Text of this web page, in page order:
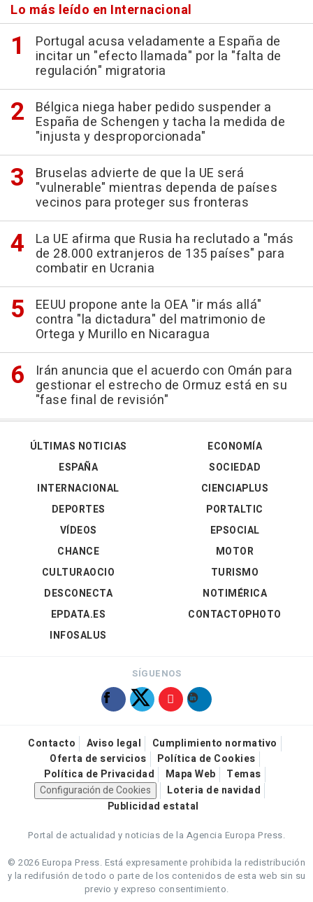
Lo más leído en Internacional
Portugal acusa veladamente a España de
incitar un "efecto llamada" por la "falta de
regulación" migratoria
Bélgica niega haber pedido suspender a
España de Schengen y tacha la medida de
"injusta y desproporcionada"
Bruselas advierte de que la UE será
"vulnerable" mientras dependa de países
vecinos para proteger sus fronteras
La UE afirma que Rusia ha reclutado a "más
de 28.000 extranjeros de 135 países" para
combatir en Ucrania
EEUU propone ante la OEA "ir más allá"
contra "la dictadura" del matrimonio de
Ortega y Murillo en Nicaragua
Irán anuncia que el acuerdo con Omán para
gestionar el estrecho de Ormuz está en su
"fase final de revisión"
ÚLTIMAS NOTICIAS
ESPAÑA
INTERNACIONAL
DEPORTES
VÍDEOS
ECONOMÍA
SOCIEDAD
CIENCIAPLUS
PORTALTIC
EPSOCIAL
CHANCE
CULTURAOCIO
DESCONECTA
EPDATA.ES
INFOSALUS
MOTOR
TURISMO
NOTIMÉRICA
CONTACTOPHOTO
SÍGUENOS
Contacto Aviso legal
Cumplimiento normativo
Oferta de servicios
Política de Cookies
Política de Privacidad
Mapa Web
Temas
Configuración de Cookies
Loteria de navidad
Publicidad estatal
Portal de actualidad y noticias de la Agencia Europa Press.
© 2026 Europa Press. Está expresamente prohibida la redistribución
y la redifusión de todo o parte de los contenidos de esta web sin su
previo y expreso consentimiento.